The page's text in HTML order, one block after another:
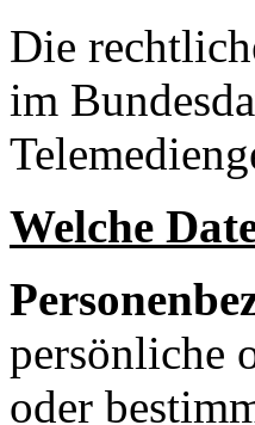
Die
im
Welche
persönliche
oder